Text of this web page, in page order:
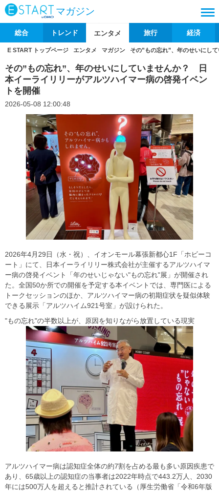
マガジン
総合 トレンド エンタメ 旅行 経済
E START トップページ エンタメ マガジン その”もの忘れ”、年のせいにし
その”もの忘れ”、年のせいにしていませんか？ 日
本イーライリリーがアルツハイマー病の啓発イベン
トを開催
2026-05-08 12:00:48
2026年4月29日（水・祝）、イオンモール幕張新都心1F「ホビーコ
ート」にて、日本イーライリリー株式会社が主催するアルツハイマ
ー病の啓発イベント「年のせいじゃない"もの忘れ"展」が開催され
た。全国50か所での開催を予定する本イベントでは、専門医による
トークセッションのほか、アルツハイマー病の初期症状を疑似体験
できる展示「アルツハイム921号室」が設けられた。
"もの忘れ"の半数以上が、原因を知りながら放置している現実
アルツハイマー病は認知症全体の約7割を占める最も多い原因疾患で
あり、65歳以上の認知症の当事者は2022年時点で443.2万人、2030
年には500万人を超えると推計されている（厚生労働省「令和6年版